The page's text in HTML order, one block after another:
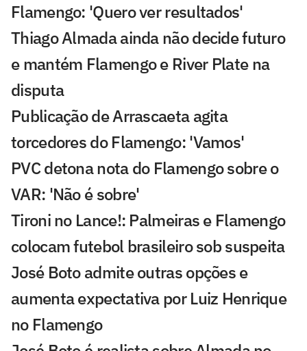
Flamengo: 'Quero ver resultados'
Thiago Almada ainda não decide futuro
e mantém Flamengo e River Plate na
disputa
Publicação de Arrascaeta agita
torcedores do Flamengo: 'Vamos'
PVC detona nota do Flamengo sobre o
VAR: 'Não é sobre'
Tironi no Lance!: Palmeiras e Flamengo
colocam futebol brasileiro sob suspeita
José Boto admite outras opções e
aumenta expectativa por Luiz Henrique
no Flamengo